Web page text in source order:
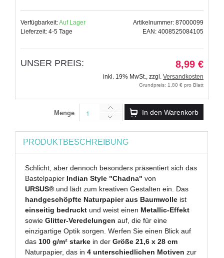
Verfügbarkeit:Auf Lager
Lieferzeit: 4-5 Tage
Artikelnummer: 87000099
EAN: 4008525084105
UNSER PREIS: 8,99 €
inkl. 19% MwSt., zzgl. Versandkosten
Grundpreis: 1,80 € pro Blatt
Menge In den Warenkorb
PRODUKTBESCHREIBUNG
Schlicht, aber dennoch besonders präsentiert sich das
Bastelpapier Indian Style "Chadna" von
URSUS® und lädt zum kreativen Gestalten ein. Das
handgeschöpfte Naturpapier aus Baumwolle ist
einseitig bedruckt und weist einen Metallic-Effekt
sowieGlitter-Veredelungen auf, die für eine
einzigartige Optik sorgen. Werfen Sie einen Blick auf
das100 g/m² starke in derGröße 21,6 x 28 cm
Naturpapier, das in4 unterschiedlichen Motiven zur